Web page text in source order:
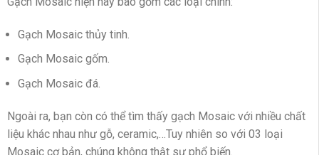
Gạch Mosaic thủy tinh.
Gạch Mosaic gốm.
Gạch Mosaic đá.
Ngoài ra, bạn còn có thể tìm thấy gạch Mosaic với nhiều chất
liệu khác nhau như gỗ, ceramic,…Tuy nhiên so với 03 loại
Mosaic cơ bản, chúng không thật sự phổ biến.